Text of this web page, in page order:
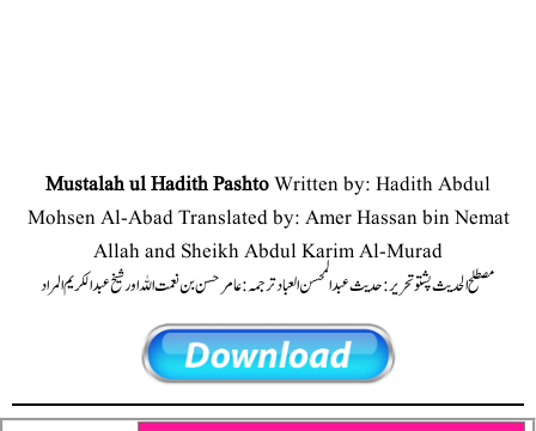
Mustalah ul Hadith PashtoWritten by: Hadith Abdul
Mohsen Al-Abad Translated by: Amer Hassan bin Nemat
Allah and Sheikh Abdul Karim Al-Murad
مصطلح الحدیث پشتو تحریر: حدیث عبدالمحسن العباد ترجمہ: عامر حسن بن نعمت اللہ اور شیخ عبدالکریم المراد